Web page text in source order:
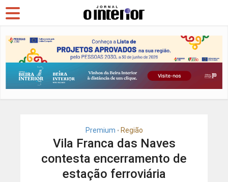
Premium • Região
Vila Franca das Naves
contesta encerramento de
estação ferroviária